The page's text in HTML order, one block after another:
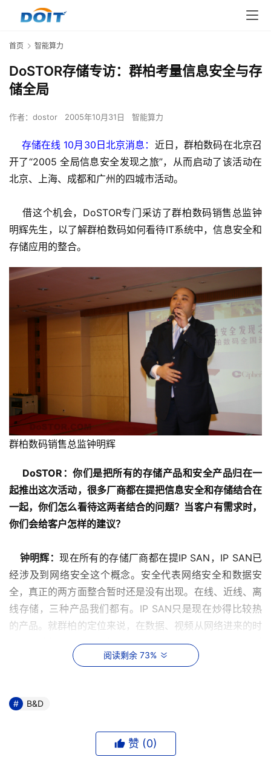
首页 智能算力
DoSTOR存储专访：群柏考量信息安全与存
储全局
作者： dostor 2005年10月31日 智能算力
存储在线 10月30日北京消息： 近日，群柏数码在北京召
开了“2005 全局信息安全发现之旅”，从而启动了该活动在
北京、上海、成都和广州的四城市活动。
借这个机会，DoSTOR专门采访了群柏数码销售总监钟
明辉先生，以了解群柏数码如何看待IT系统中，信息安全和
存储应用的整合。
群柏数码销售总监钟明辉
DoSTOR：你们是把所有的存储产品和安全产品归在一
起推出这次活动，很多厂商都在提把信息安全和存储结合在
一起，你们怎么看待这两者结合的问题？当客户有需求时，
你们会给客户怎样的建议？
钟明辉：现在所有的存储厂商都在提IP SAN，IP SAN已
经涉及到网络安全这个概念。安全代表网络安全和数据安
全，真正的两方面整合暂时还是没有出现。在线、近线、离
线存储，三种产品我们都有。IP SAN只是现在炒得比较热
的产品。就群柏的定位来说，在数据、视频从网络进来的时
候，前端的网络安全会检测一下，但是最后会放在在线、近
线、离线这三种产品上面。关于IP SAN，这是近一两年刚
所谓的存储架构。基本上所有用户只是去存储一些数据。
DoSTOR：你们以前和腾保和Adeptec都有合作，是不
阅读剩余 73%
B&D
赞 (0)